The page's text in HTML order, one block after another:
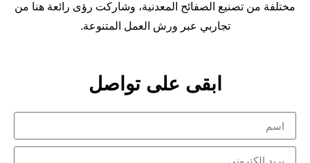
مختلفة من تصنيع الصفائح المعدنية، وشاركت رؤى رائعة هنا من
تجاربي عبر ورش العمل المتنوعة.
ابقى على تواصل